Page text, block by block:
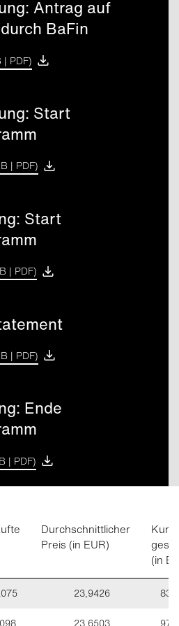
Antrag auf
BaFin
| PDF)
Start
| PDF)
Start
| PDF)
| PDF)
Ende
| PDF)
Durchschnittlicher
Preis (in EUR)
(in
23,9426
Meinung ändern und den Einsatz
verweigern/abstellen.
Ihres Widerrufsrechts
ändern
ablehnen
akzeptieren